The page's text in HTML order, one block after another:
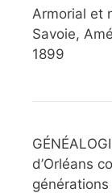
Armorial et
Savoie,
1899
d’Orléans